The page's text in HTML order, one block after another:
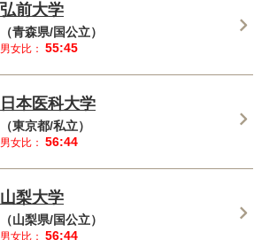
弘前大学
（青森県/国公立）
男女比： 55:45
日本医科大学
（東京都/私立）
男女比： 56:44
山梨大学
（山梨県/国公立）
男女比： 56:44